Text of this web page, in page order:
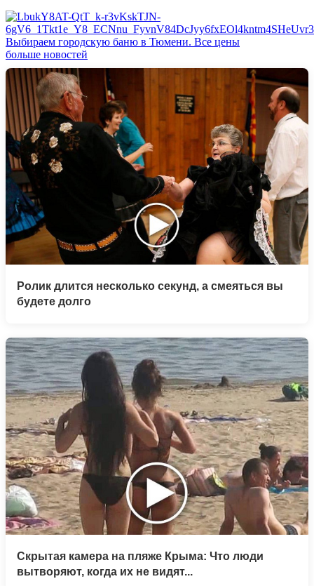
Выбираем городскую баню в Тюмени. Все цены
больше новостей
Ролик длится несколько секунд, а смеяться вы
будете долго
Скрытая камера на пляже Крыма: Что люди
вытворяют, когда их не видят...